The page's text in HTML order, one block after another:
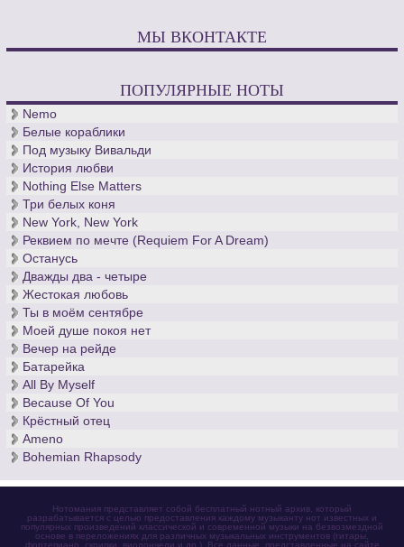
МЫ ВКОНТАКТЕ
ПОПУЛЯРНЫЕ НОТЫ
Nemo
Белые кораблики
Под музыку Вивальди
История любви
Nothing Else Matters
Три белых коня
New York, New York
Реквием по мечте (Requiem For A Dream)
Останусь
Дважды два - четыре
Жестокая любовь
Ты в моём сентябре
Моей душе покоя нет
Вечер на рейде
Батарейка
All By Myself
Because Of You
Крёстный отец
Ameno
Bohemian Rhapsody
Нотомания представляет собой бесплатный нотный архив, который
разрабатывается с целью предоставления каждому музыканту нот известных и
популярных произведений классической и современной музыки на безвозмездной
основе в переложениях для различных музыкальных инструментов (гитары,
фортепиано, скрипки, виолончели и др.). Все данные, представленные на сайте